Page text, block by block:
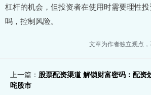
杠杆的机会，但投资者在使用时需要理性
吗，控制风险。
文章为作者独立观点
上一篇： 股票配资渠道 解锁财富密码：配资
咤股市